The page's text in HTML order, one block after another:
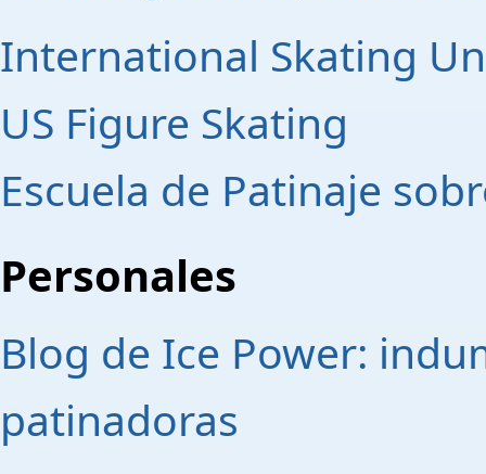
International Skating
US Figure Skating
Escuela de Patinaje
Personales
Blog de Ice Power:
patinadoras